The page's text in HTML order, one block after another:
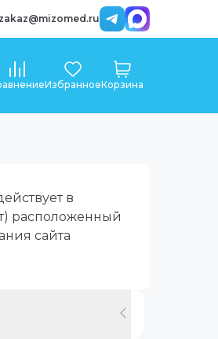
zakaz@mizomed.ru
ИзбранноеКорзина
в
расположенный
сайта